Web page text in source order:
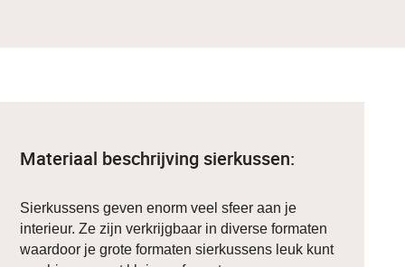
Materiaal beschrijving sierkussen:
Sierkussens geven enorm veel sfeer aan je
interieur. Ze zijn verkrijgbaar in diverse formaten
waardoor je grote formaten sierkussens leuk kunt